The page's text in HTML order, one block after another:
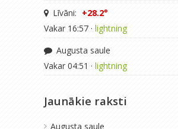
Līvāni: +28.2°
Vakar 16:57 · lightning
Augusta saule
Vakar 04:51 · lightning
Jaunākie raksti
Augusta saule